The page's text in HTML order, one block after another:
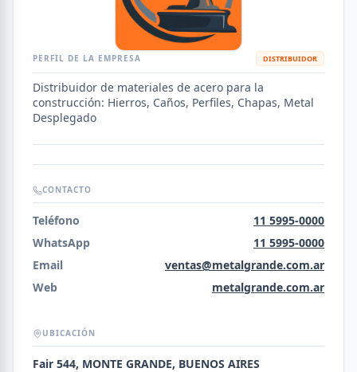
PERFIL DE LA EMPRESA DISTRIBUIDOR
Distribuidor de materiales de acero para la
construcción: Hierros, Caños, Perfiles, Chapas, Metal
Desplegado
CONTACTO
Teléfono
11 5995-0000
WhatsApp
11 5995-0000
Email
ventas@metalgrande.com.ar
Web
metalgrande.com.ar
UBICACIÓN
Fair 544, MONTE GRANDE, BUENOS AIRES